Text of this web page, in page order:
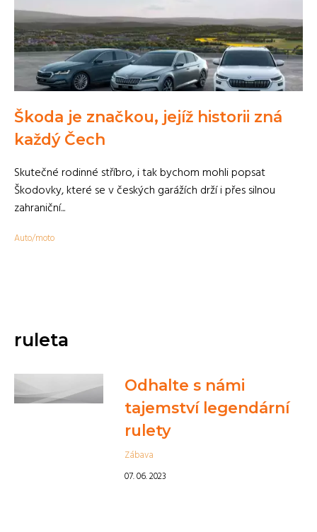
Škoda je značkou, jejíž historii zná
každý Čech
Skutečné rodinné stříbro, i tak bychom mohli popsat
Škodovky, které se v českých garážích drží i přes silnou
zahraniční...
Auto/moto
ruleta
Odhalte s námi
tajemství legendární
rulety
Zábava
07. 06. 2023